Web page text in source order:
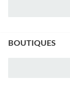
BOUTIQUES